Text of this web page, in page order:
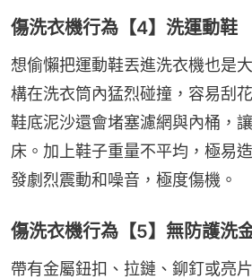
傷洗衣機行為【4】洗運動鞋
想偷懶把運動鞋丟進洗衣機也是
構在洗衣筒內猛烈碰撞，容易刮
鞋底泥沙還會堵塞濾網與內桶，
床。加上鞋子重量不平均，極易
發劇烈震動和噪音，極度傷機。
傷洗衣機行為【5】無防護洗
帶有金屬鈕扣、拉鏈、鉚釘或亮